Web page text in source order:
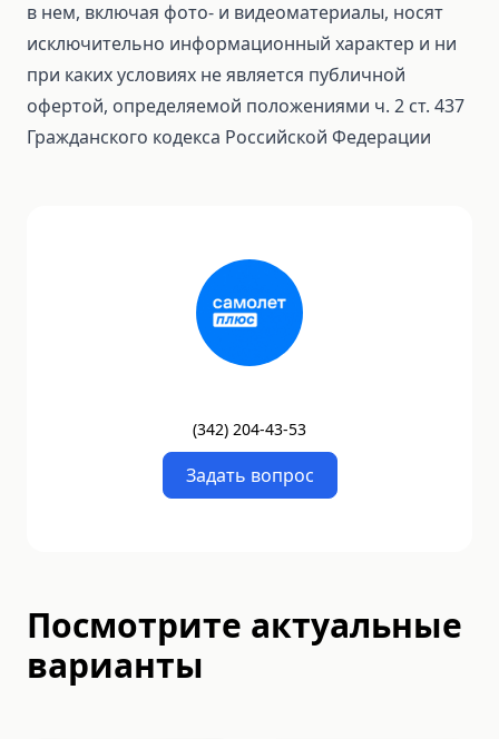
в нем, включая фото- и видеоматериалы, носят
исключительно информационный характер и ни
при каких условиях не является публичной
офертой, определяемой положениями ч. 2 ст. 437
Гражданского кодекса Российской Федерации
(342) 204-43-53
Задать вопрос
Посмотрите актуальные
варианты